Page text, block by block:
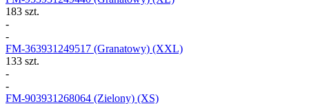
183 szt.
-
-
FM-363931249517 (Granatowy) (XXL)
133 szt.
-
-
FM-903931268064 (Zielony) (XS)